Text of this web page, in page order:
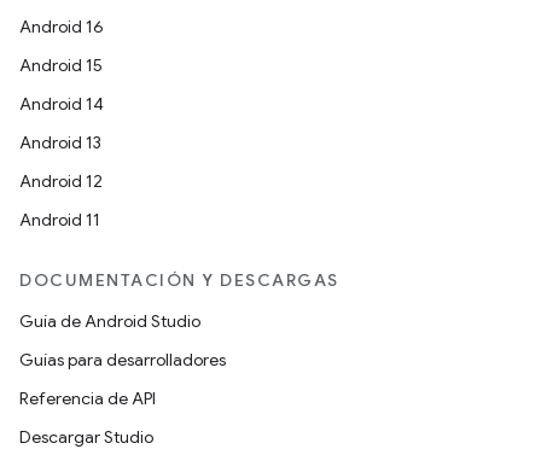
Android 16
Android 15
Android 14
Android 13
Android 12
Android 11
DOCUMENTACIÓN Y DESCARGAS
Guía de Android Studio
Guías para desarrolladores
Referencia de API
Descargar Studio